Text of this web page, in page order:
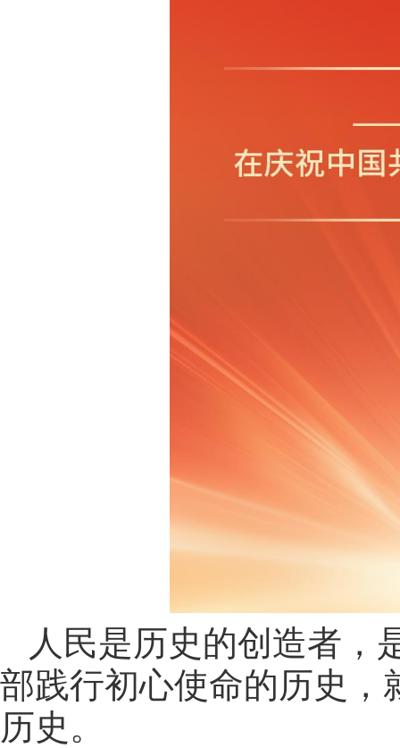
人民是历史的创造者，
部践行初心使命的历史，
历史。